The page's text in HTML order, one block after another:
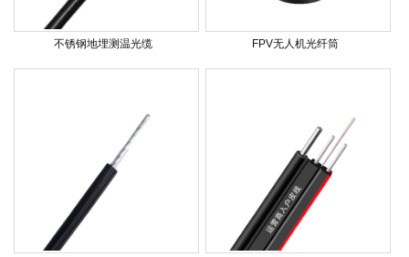
不锈钢地埋测温光缆 FPV无人机光纤筒